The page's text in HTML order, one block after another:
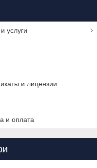
услуги
и лицензии
и оплата